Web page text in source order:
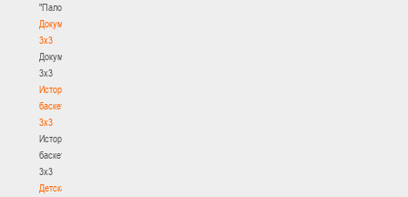
"Палова"
Документы
3х3
Документы
3х3
История
баскетбола
3х3
История
баскетбола
3х3
Детская